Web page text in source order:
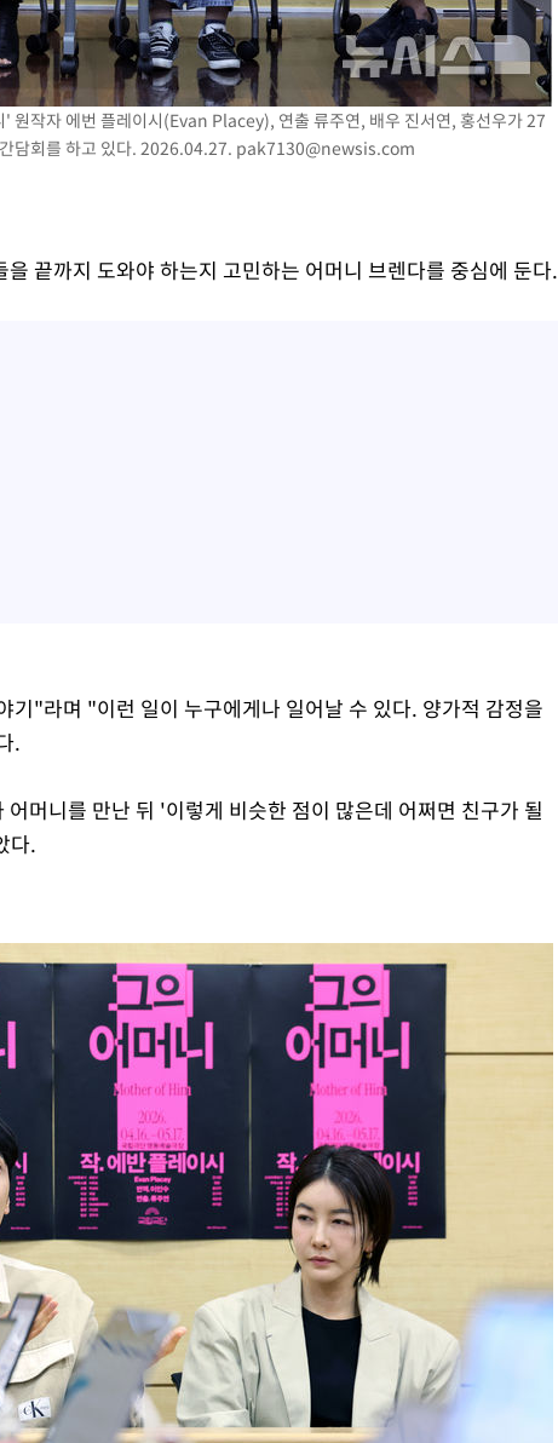
원작자 에번 플레이시(Evan Placey), 연출 류주연, 배우 진서연, 홍선우가 27
담회를 하고 있다. 2026.04.27. pak7130@newsis.com
끝까지 도와야 하는지 고민하는 어머니 브렌다를 중심에 둔다.
기"라며 "이런 일이 누구에게나 일어날 수 있다. 양가적 감정을
.
머니를 만난 뒤 '이렇게 비슷한 점이 많은데 어쩌면 친구가 될
다.